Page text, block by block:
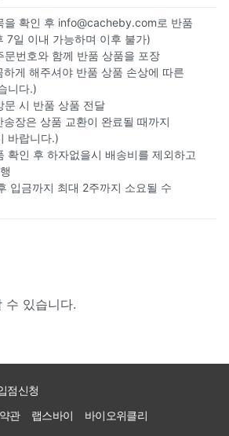
을 확인 후 info@cacheby.com로 반품
7일 이내 가능하며 이후 불가)
문번호와 함께 반품 상품을 포장
하게 해주셔야 반품 상품 손상에 따른
니다.)
문 시 반품 상품 전달
송장은 상품 교환이 완료될 때까지
바랍니다.)
확인 후 하자없을시 배송비를 제외하고
입금까지 최대 2주까지 소요될 수
수 있습니다.
점신청
관 랩스바이 바이오위클리